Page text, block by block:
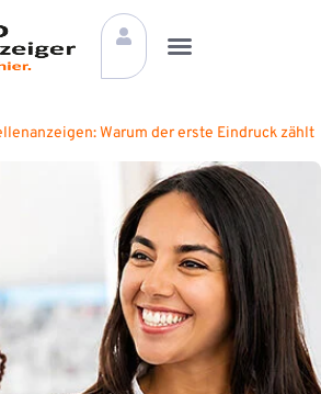
Warum der erste Eindruck zählt